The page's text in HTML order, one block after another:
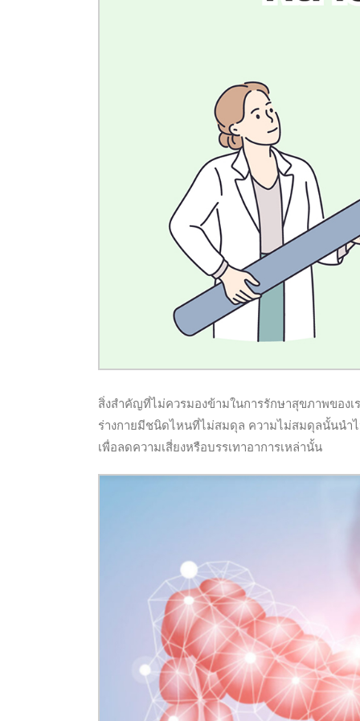
สิ่งสำคัญที่ไม่ควรมองข้ามในการรักษาสุขภาพของ
ร่างกายมีชนิดไหนที่ไม่สมดุล ความไม่สมดุลนั้นนำ
เพื่อลดความเสี่ยงหรือบรรเทาอาการเหล่านั้น